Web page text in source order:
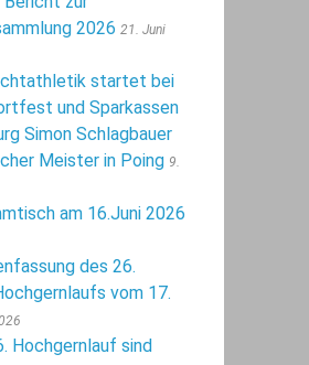
2026 21. Juni
startet bei
und Sparkassen
Simon Schlagbauer
Meister in Poing 9.
am 16.Juni 2026
des 26.
vom 17.
Hochgernlauf sind